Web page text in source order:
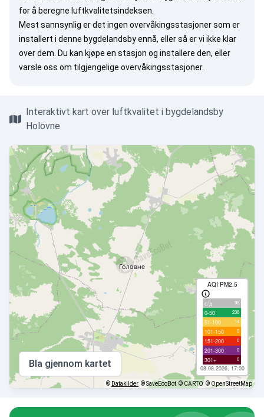
for å beregne luftkvalitetsindeksen.
Mest sannsynlig er det ingen overvåkingsstasjoner som er
installert i denne bygdelandsby ennå, eller så er vi ikke klar
over dem. Du kan kjøpe en stasjon og installere den, eller
varsle oss om tilgjengelige overvåkingsstasjoner.
Interaktivt kart over luftkvalitet i bygdelandsby
Holovne
AQI PM2.5
с/д 98
0-50 238
51-100 14
101-150 0
151-200 0
201-300 0
301+ 0
08.08.2026, 17:00
Bla gjennom kartet
© Datakilder © SaveEcoBot © CARTO © OpenStreetMap